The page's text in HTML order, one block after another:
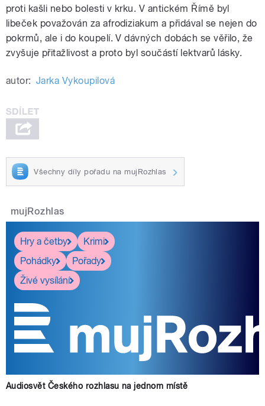
proti kašli nebo bolesti v krku. V antickém Římě byl
libeček považován za afrodiziakum a přidával se nejen do
pokrmů, ale i do koupelí. V dávných dobách se věřilo, že
zvyšuje přitažlivost a proto byl součástí lektvarů lásky.
autor: Jarka Vykoupilová
Všechny díly pořadu na mujRozhlas
mujRozhlas
Hry a četby
Krimi
Pohádky
Pořady
Živé vysílání
Audiosvět Českého rozhlasu na jednom místě